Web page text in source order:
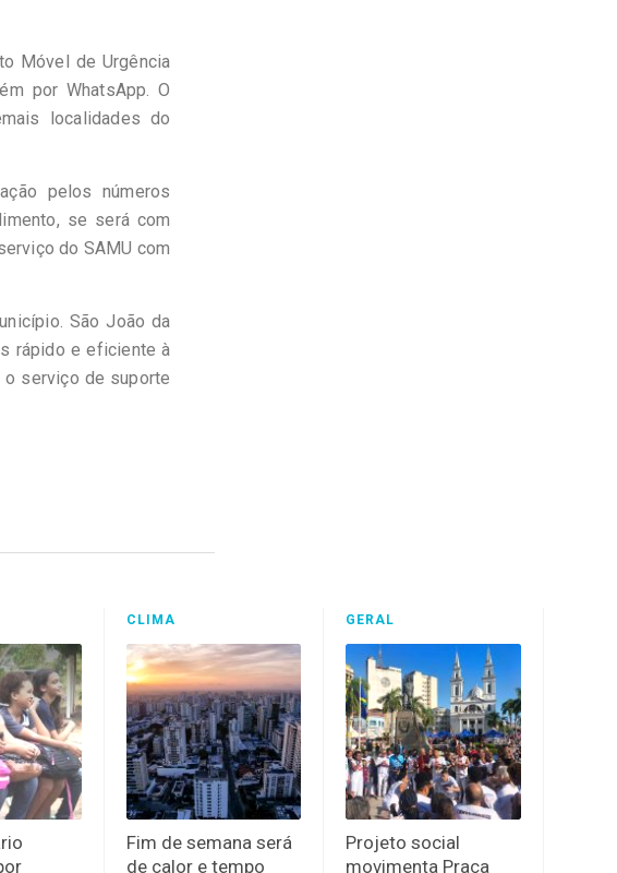
Móvel de Urgência
por WhatsApp. O
localidades do
pelos números
se será com
do SAMU com
São João da
rápido e eficiente à
o serviço de suporte
CLIMA
Fim de semana será
de calor e tempo
GERAL
Projeto social
movimenta Praça